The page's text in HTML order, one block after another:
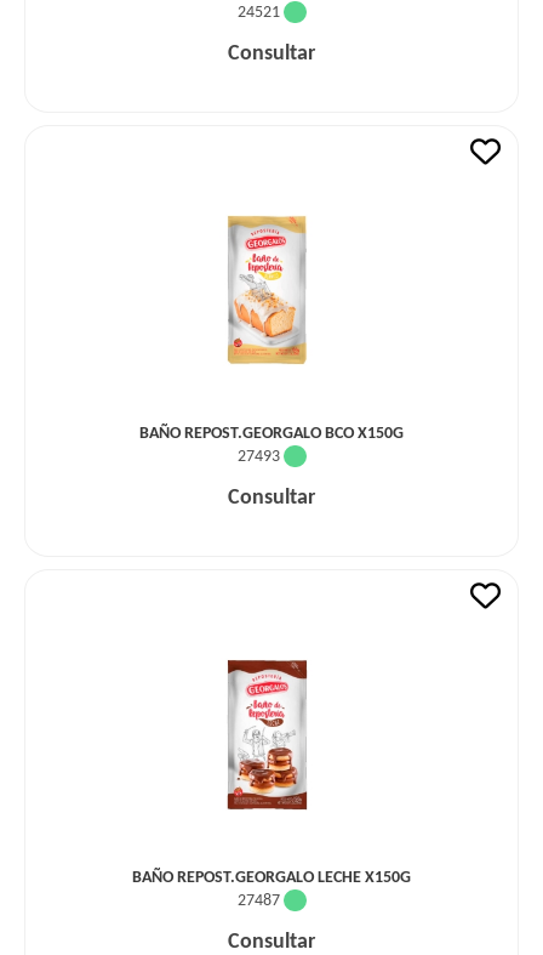
24521
Consultar
BAÑO REPOST.GEORGALO BCO X150G
27493
Consultar
BAÑO REPOST.GEORGALO LECHE X150G
27487
Consultar